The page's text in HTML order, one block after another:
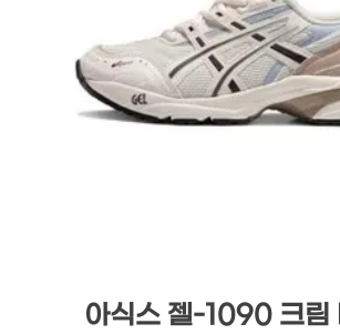
아식스 젤-1090 크림